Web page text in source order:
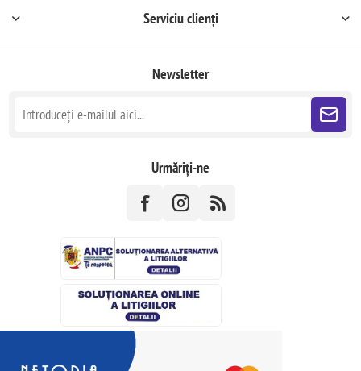
Serviciu clienți
Newsletter
Urmăriți-ne